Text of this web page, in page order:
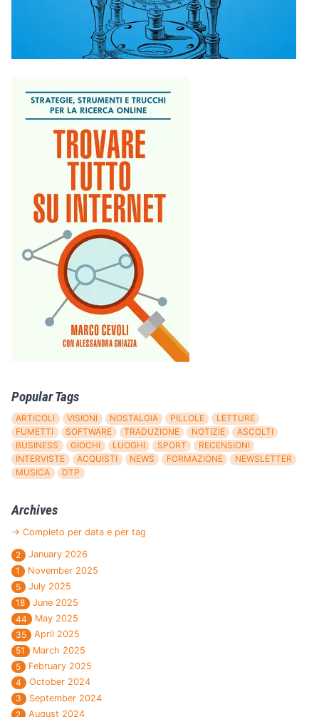
Popular Tags
ARTICOLI VISIONI NOSTALGIA PILLOLE
LETTURE
FUMETTI
SOFTWARE TRADUZIONE NOTIZIE
ASCOLTI
BUSINESS
GIOCHI LUOGHI SPORT
RECENSIONI
INTERVISTE
ACQUISTI NEWS FORMAZIONE
NEWSLETTER
MUSICA
DTP
Archives
→ Completo per data e per tag
2
January 2026
1
November 2025
5
July 2025
18
June 2025
44
May 2025
35
April 2025
51
March 2025
5
February 2025
4
October 2024
3
September 2024
2
August 2024